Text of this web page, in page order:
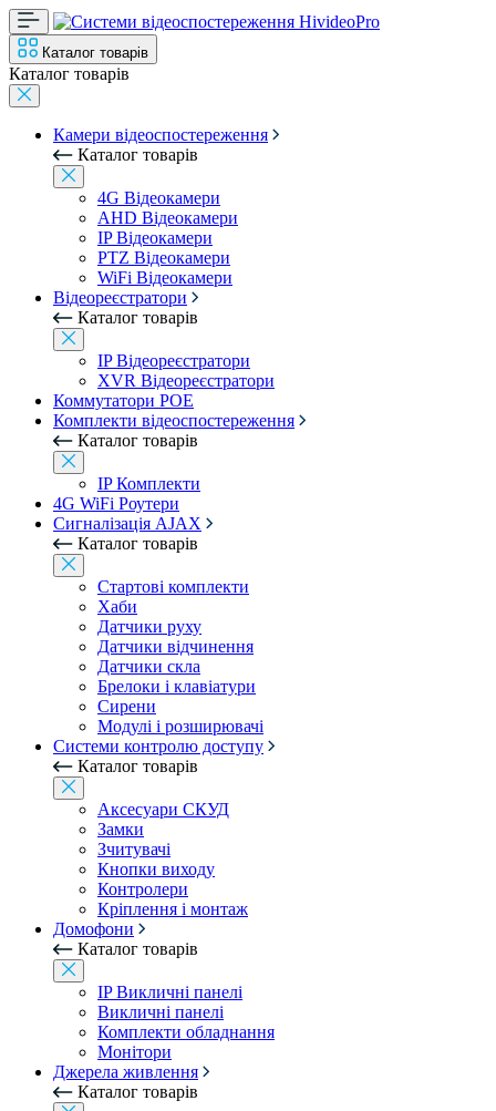
Каталог товарів
Каталог товарів
Камери відеоспостереження
Каталог товарів
4G Відеокамери
AHD Відеокамери
IP Відеокамери
PTZ Відеокамери
WiFi Відеокамери
Відеореєстратори
Каталог товарів
IP Відеореєстратори
XVR Відеореєстратори
Коммутатори POE
Комплекти відеоспостереження
Каталог товарів
IP Комплекти
4G WiFi Роутери
Сигналізація AJAX
Каталог товарів
Стартові комплекти
Хаби
Датчики руху
Датчики відчинення
Датчики скла
Брелоки і клавіатури
Сирени
Модулі і розширювачі
Системи контролю доступу
Каталог товарів
Аксесуари СКУД
Замки
Зчитувачі
Кнопки виходу
Контролери
Кріплення і монтаж
Домофони
Каталог товарів
IP Викличні панелі
Викличні панелі
Комплекти обладнання
Монітори
Джерела живлення
Каталог товарів